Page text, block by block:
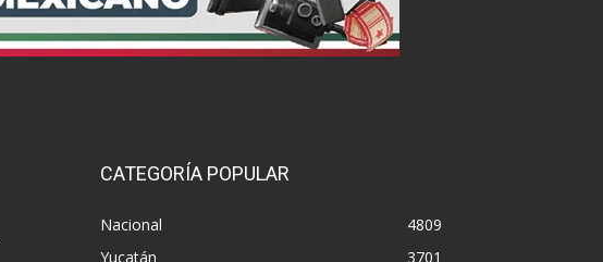
CATEGORÍA POPULAR
Nacional
4809
Yucatán
3701